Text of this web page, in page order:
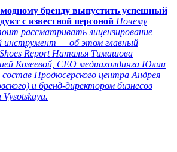
бренду выпустить успешный
с известной персоной Почему
рассматривать лицензирование
инструмент — об этом главный
Report Наталья Тимашова
Козеевой, СЕО медиахолдинга Юлии
Продюсерского центра Андрея
и бренд-директором бизнесов